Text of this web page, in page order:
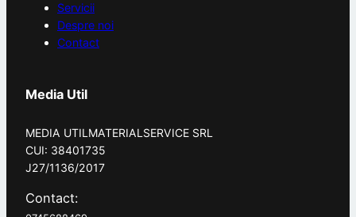
Servicii
Despre noi
Contact
Media Util
MEDIA UTILMATERIALSERVICE SRL
CUI: 38401735
J27/1136/2017
Contact: